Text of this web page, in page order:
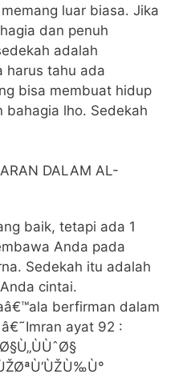
luar biasa. Jika
dan penuh
adalah
harus tahu ada
bisa membuat hidup
lho. Sedekah
DALAM AL-
baik, tetapi ada 1
Anda pada
Sedekah itu adalah
cintai.
berfirman dalam
ayat 92 :